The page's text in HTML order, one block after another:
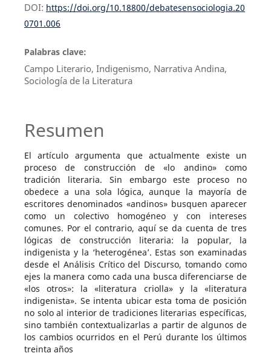
DOI: https://doi.org/10.18800/debatesensociologia.20
0701.006
Palabras clave:
Campo Literario, Indigenismo, Narrativa Andina,
Sociología de la Literatura
Resumen
El artículo argumenta que actualmente existe un
proceso de construcción de «lo andino» como
tradición literaria. Sin embargo este proceso no
obedece a una sola lógica, aunque la mayoría de
escritores denominados «andinos» busquen aparecer
como un colectivo homogéneo y con intereses
comunes. Por el contrario, aquí se da cuenta de tres
lógicas de construcción literaria: la popular, la
indigenista y la ‘heterogénea’. Estas son examinadas
desde el Análisis Crítico del Discurso, tomando como
ejes la manera como cada una busca diferenciarse de
«los otros»: la «literatura criolla» y la «literatura
indigenista». Se intenta ubicar esta toma de posición
no solo al interior de tradiciones literarias específicas,
sino también contextualizarlas a partir de algunos de
los cambios ocurridos en el Perú durante los últimos
treinta años